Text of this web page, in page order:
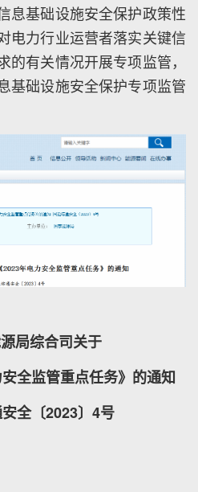
息基础设施安全保护政策性
电力行业运营者落实关键信
有关情况开展专项监管，
基础设施安全保护专项监管
局综合司关于
全监管重点任务》的通知
全〔2023〕4号